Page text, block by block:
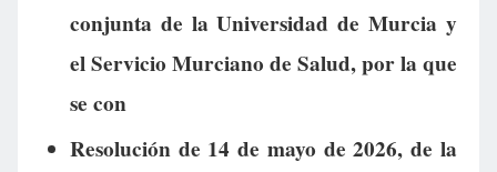
conjunta de la Universidad de Murcia y
el Servicio Murciano de Salud, por la que
se con
Resolución de 14 de mayo de 2026, de la